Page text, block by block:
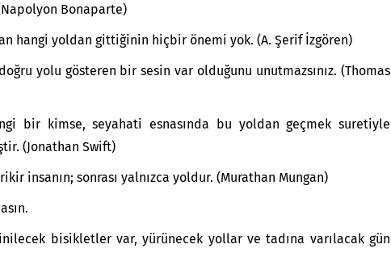
Bonaparte)
hangi yoldan gittiğinin hiçbir önemi yok. (A. Şerif İzgören)
yolu gösteren bir sesin var olduğunu unutmazsınız. (Thomas
bir kimse, seyahati esnasında bu yoldan geçmek suretiyle
(Jonathan Swift)
insanın; sonrası yalnızca yoldur. (Murathan Mungan)
bisikletler var, yürünecek yollar ve tadına varılacak gün